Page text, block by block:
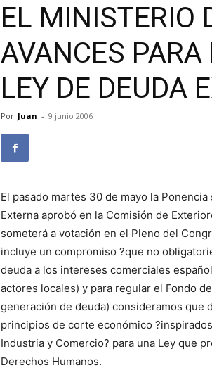
EL MINISTERIO
AVANCES
LEY DE DEUDA
Por Juan - 9 junio 2006
El pasado martes 30 de mayo la
Externa aprobó en la Comisión de
someterá a votación en el Pleno del
incluye un compromiso ?que no
deuda a los intereses comerciales
actores locales) y para regular el Fondo
generación de deuda) consideramos que
principios de corte económico
Industria y Comercio? para una Ley que
Derechos Humanos.